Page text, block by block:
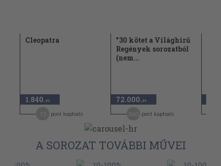
Cleopatra
1.840 ,-Ft
pont kapható
"30 kötet a Világhirű
Regények sorozatból
(nem...
72.000 ,-Ft
pont kapható
A SOROZAT TOVÁBBI MŰVEI